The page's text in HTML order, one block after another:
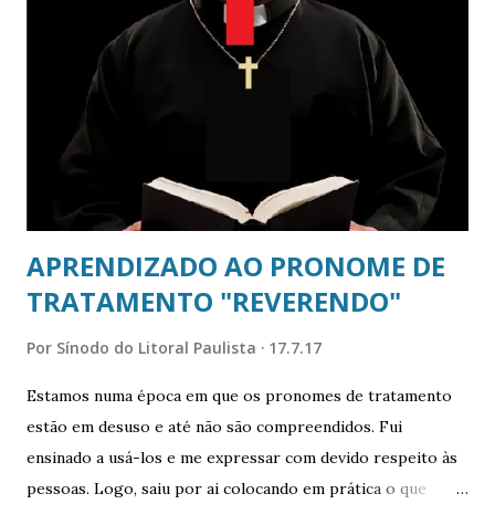
os papéis com escritos que suportariam tempestades.
‘‘Vejam!’’, exclama alguém. O Dr. Martinho Lutero fixou algo
na porta da Capela. Correm para se informar sobre o que
comunicava o panfleto. O texto estava escrito em latim. Os
que observam não sabem a língua da Academia e dos
clérigos. Finalmente, um alfabetizado na sacra lí...
APRENDIZADO AO PRONOME DE
TRATAMENTO "REVERENDO"
Por Sínodo do Litoral Paulista 17.7.17
Estamos numa época em que os pronomes de tratamento
estão em desuso e até não são compreendidos. Fui
ensinado a usá-los e me expressar com devido respeito às
pessoas. Logo, saiu por ai colocando em prática o que